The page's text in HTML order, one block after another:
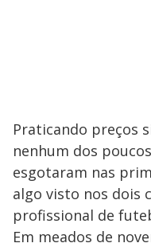
Praticando preços
nenhum dos
esgotaram nas
algo visto nos dois
profissional de
Em meados de